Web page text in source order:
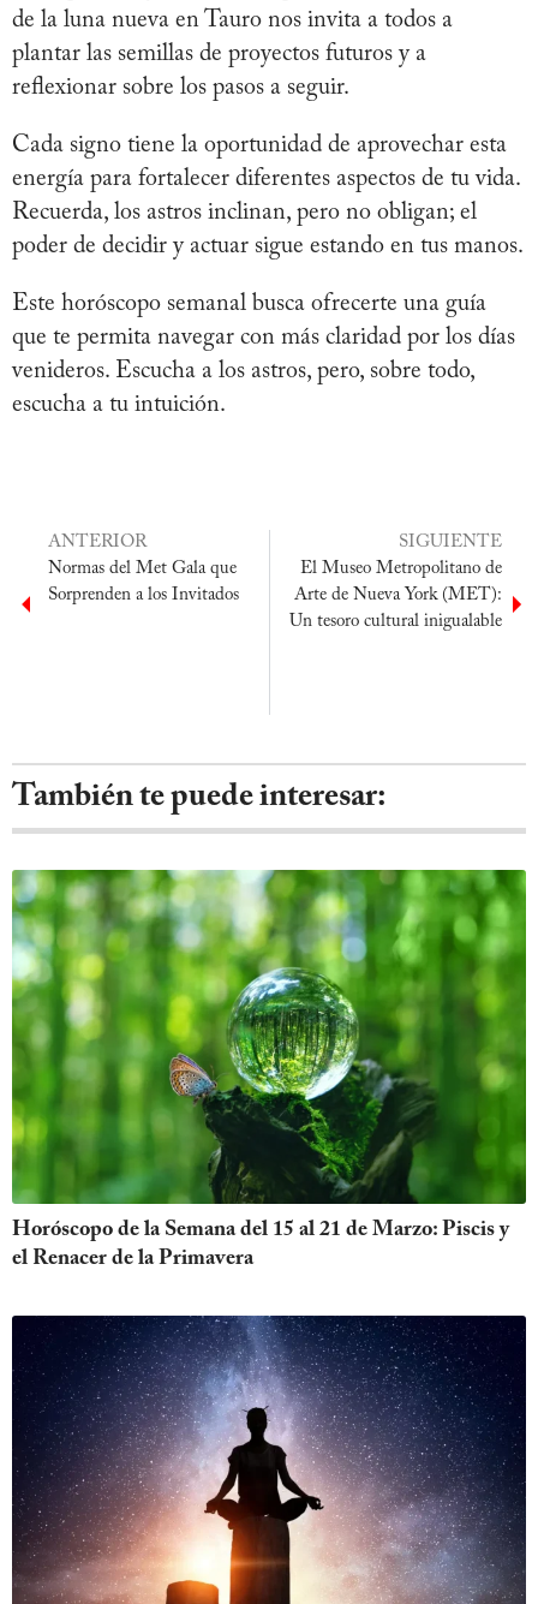
de la luna nueva en Tauro nos invita a todos a
plantar las semillas de proyectos futuros y a
reflexionar sobre los pasos a seguir.
Cada signo tiene la oportunidad de aprovechar esta
energía para fortalecer diferentes aspectos de tu vida.
Recuerda, los astros inclinan, pero no obligan; el
poder de decidir y actuar sigue estando en tus manos.
Este horóscopo semanal busca ofrecerte una guía
que te permita navegar con más claridad por los días
venideros. Escucha a los astros, pero, sobre todo,
escucha a tu intuición.
ANTERIOR
Normas del Met Gala que
Sorprenden a los Invitados
SIGUIENTE
El Museo Metropolitano de
Arte de Nueva York (MET):
Un tesoro cultural inigualable
También te puede interesar:
Horóscopo de la Semana del 15 al 21 de Marzo: Piscis y
el Renacer de la Primavera